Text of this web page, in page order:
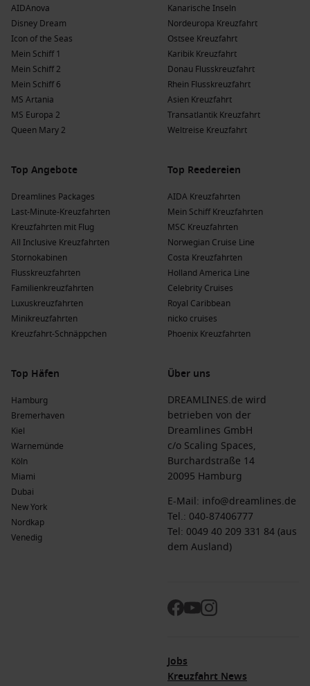
AIDAnova
Disney Dream
Icon of the Seas
Mein Schiff 1
Mein Schiff 2
Mein Schiff 6
MS Artania
MS Europa 2
Queen Mary 2
Kanarische Inseln
Nordeuropa Kreuzfahrt
Ostsee Kreuzfahrt
Karibik Kreuzfahrt
Donau Flusskreuzfahrt
Rhein Flusskreuzfahrt
Asien Kreuzfahrt
Transatlantik Kreuzfahrt
Weltreise Kreuzfahrt
Top Angebote
Dreamlines Packages
Last-Minute-Kreuzfahrten
Kreuzfahrten mit Flug
All Inclusive Kreuzfahrten
Stornokabinen
Flusskreuzfahrten
Familienkreuzfahrten
Luxuskreuzfahrten
Minikreuzfahrten
Kreuzfahrt-Schnäppchen
Top Reedereien
AIDA Kreuzfahrten
Mein Schiff Kreuzfahrten
MSC Kreuzfahrten
Norwegian Cruise Line
Costa Kreuzfahrten
Holland America Line
Celebrity Cruises
Royal Caribbean
nicko cruises
Phoenix Kreuzfahrten
Top Häfen
Hamburg
Bremerhaven
Kiel
Warnemünde
Köln
Miami
Dubai
New York
Nordkap
Venedig
Über uns
DREAMLINES.de wird
betrieben von der
Dreamlines GmbH
c/o Scaling Spaces,
Burchardstraße 14
20095 Hamburg
E-Mail: info@dreamlines.de
Tel.: 040-87406777
Tel: 0049 40 209 331 84 (aus
dem Ausland)
Jobs
Kreuzfahrt News